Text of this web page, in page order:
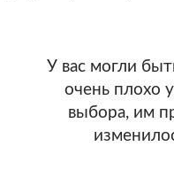
У вас могли
очень плохо
выбора, им